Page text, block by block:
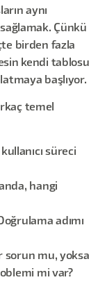
aynı
Çünkü
birden fazla
kendi tablosu
başlıyor.
temel
kullanıcı süreci
hangi
adımı
sorun mu, yoksa
mi var?